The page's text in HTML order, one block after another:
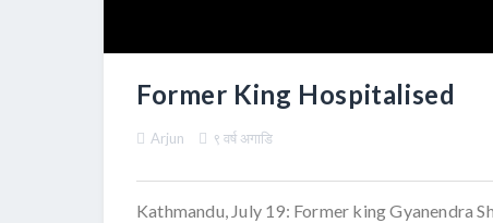
Former King Hospitalised
Arjun ९ वर्ष अगाडि
Kathmandu, July 19: Former king Gyanendra